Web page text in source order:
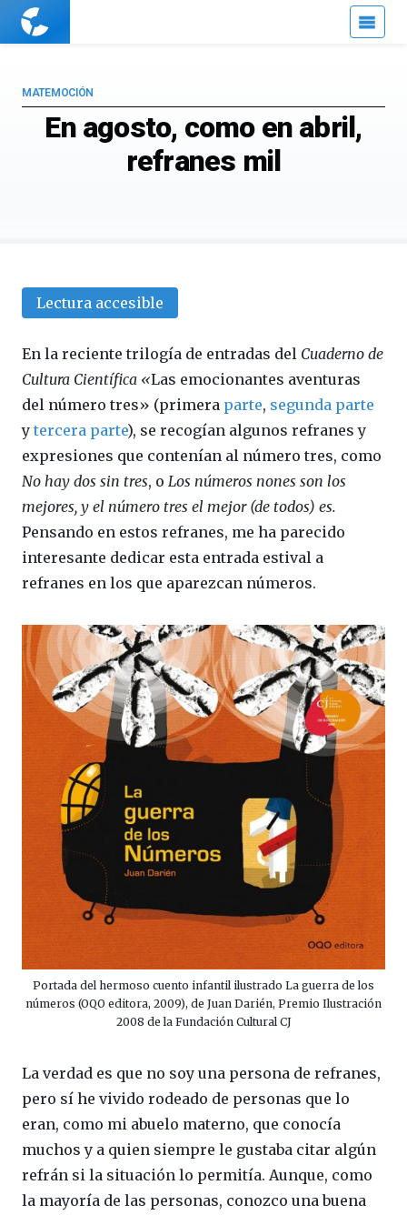
Cuaderno
En agosto, como en abril,
refranes mil
MATEMOCIÓN
Lectura accesible
En la reciente trilogía de entradas del Cuaderno de
Cultura Científica «Las emocionantes aventuras
del número tres» (primera parte, segunda parte
y tercera parte), se recogían algunos refranes y
expresiones que contenían al número tres, como
No hay dos sin tres, o Los números nones son los
mejores, y el número tres el mejor (de todos) es.
Pensando en estos refranes, me ha parecido
interesante dedicar esta entrada estival a
refranes en los que aparezcan números.
Portada del hermoso cuento infantil ilustrado La guerra de los
números (OQO editora, 2009), de Juan Darién, Premio Ilustración
2008 de la Fundación Cultural CJ
La verdad es que no soy una persona de refranes,
pero sí he vivido rodeado de personas que lo
eran, como mi abuelo materno, que conocía
muchos y a quien siempre le gustaba citar algún
refrán si la situación lo permitía. Aunque, como
la mayoría de las personas, conozco una buena